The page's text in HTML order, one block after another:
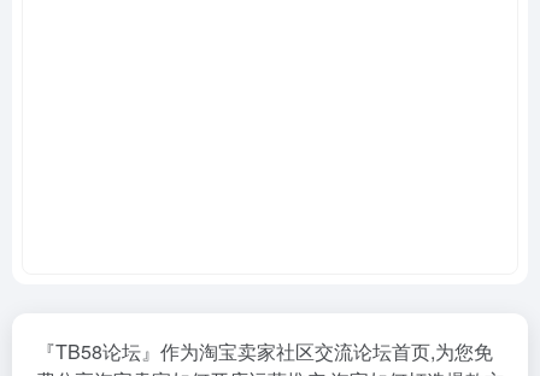
『TB58论坛』作为淘宝卖家社区交流论坛首页,为您免